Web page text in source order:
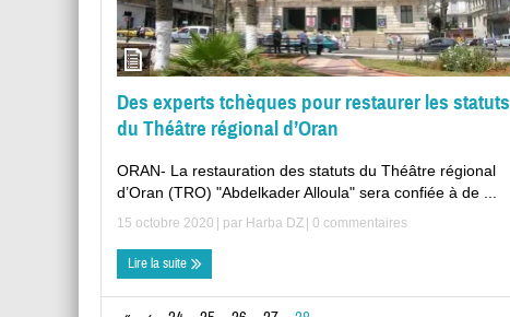
Des experts tchèques pour restaurer les statuts
du Théâtre régional d’Oran
ORAN- La restauration des statuts du Théâtre régional
d’Oran (TRO) "Abdelkader Alloula" sera confiée à de ...
15 octobre 2020 | par Harba DZ | 0 commentaires
Lire la suite